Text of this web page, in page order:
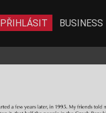
PŘIHLÁSIT BUSINESS